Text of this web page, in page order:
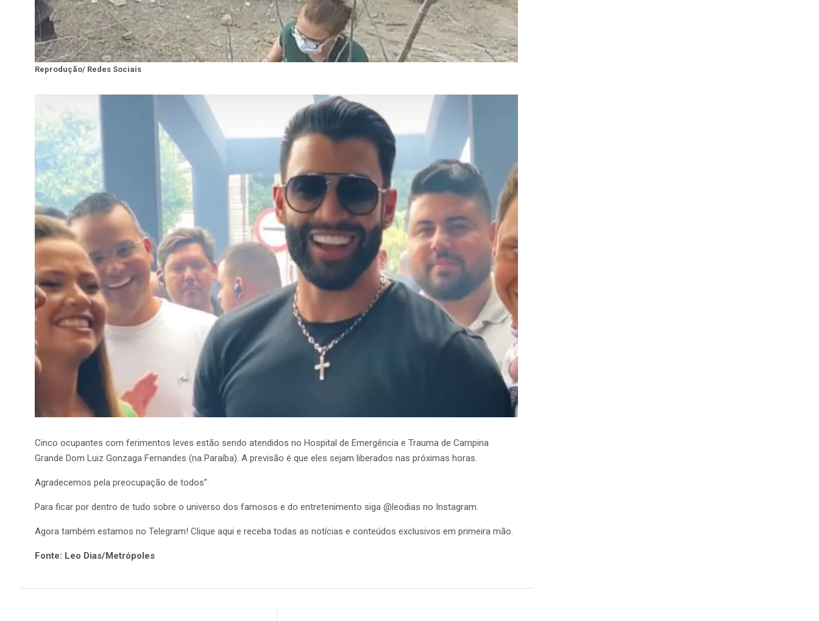
Reprodução/ Redes Sociais
Cinco ocupantes com ferimentos leves estão sendo atendidos no Hospital de Emergência e Trauma de Campina
Grande Dom Luiz Gonzaga Fernandes (na Paraíba). A previsão é que eles sejam liberados nas próximas horas.
Agradecemos pela preocupação de todos”.
Para ficar por dentro de tudo sobre o universo dos famosos e do entretenimento siga @leodias no Instagram.
Agora também estamos no Telegram! Clique aqui e receba todas as notícias e conteúdos exclusivos em primeira mão.
Fonte: Leo Dias/Metrópoles